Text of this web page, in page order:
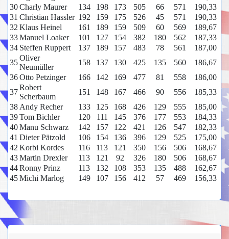
30 Charly Maurer 134 198 173 505 66 571
190,33
31 Christian Hassler 192 159 175 526 45 571
190,33
32 Klaus Heinel 161 189 159 509 60 569
189,67
33 Manuel Loaker 101 127 154 382 180 562
187,33
34 Steffen Ruppert 137 189 157 483 78 561
187,00
35
Oliver
Neumüller
158 137 130 425 135 560
186,67
36 Otto Petzinger 166 142 169 477 81 558
186,00
37
Robert
Scherbaum
151 148 167 466 90 556
185,33
38 Andy Recher 133 125 168 426 129 555
185,00
39 Tom Bichler 120 111 145 376 177 553
184,33
40 Manu Schwarz 142 157 122 421 126 547
182,33
41 Dieter Pätzold 106 154 136 396 129 525
175,00
42 Korbi Kordes 116 113 121 350 156 506
168,67
43 Martin Drexler 113 121 92 326 180 506
168,67
44 Ronny Prinz 113 132 108 353 135 488
162,67
45 Michi Marlog 149 107 156 412 57 469 156,33